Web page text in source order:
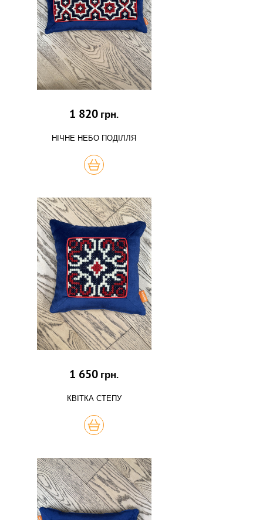
1 820 грн.
НІЧНЕ НЕБО ПОДІЛЛЯ
КУПИТЬ
1 650 грн.
КВІТКА СТЕПУ
КУПИТЬ